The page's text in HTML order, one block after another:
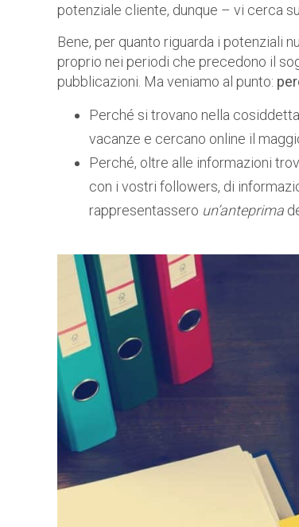
potenziale cliente, dunque – vi cerca
Bene, per quanto riguarda i potenziali
proprio nei periodi che precedono il
pubblicazioni. Ma veniamo al punto:
Perché si trovano nella cosiddetta
vacanze e cercano online il
Perché, oltre alle informazioni
con i vostri followers, di
rappresentassero un’anteprima